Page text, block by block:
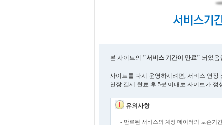
본 사이트의 "서비스 기간이 만료" 되었음
사이트를 다시 운영하시려면, 서비스 연장
연장 결제 완료 후 5분 이내로 사이트가 정
유의사항
- 만료된 서비스의 계정 데이터의 보존기